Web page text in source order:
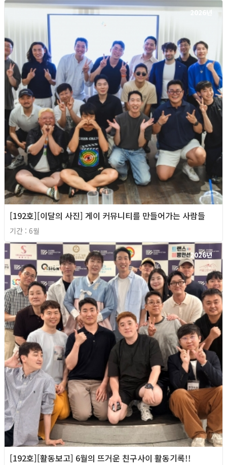
2026년
[192호][이달의 사진] 게이 커뮤니티를 만들어가는 사람들
기간 : 6월
2026년
[192호][활동보고] 6월의 뜨거운 친구사이 활동기록!!